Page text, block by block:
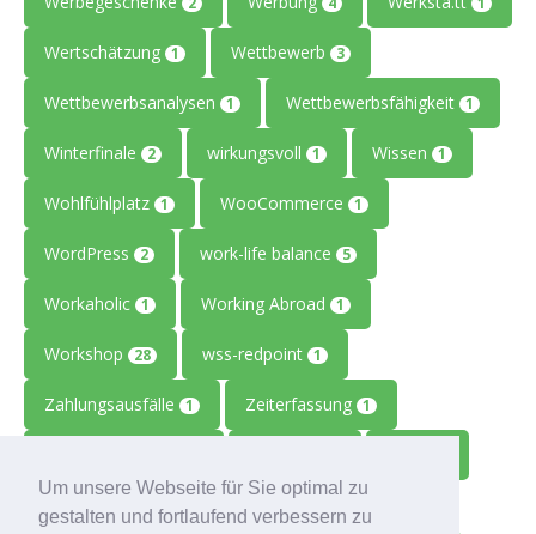
Um unsere Webseite für Sie optimal zu
gestalten und fortlaufend verbessern zu
Wertschätzung 1 Wettbewerb 3
Wettbewerbsanalysen 1 Wettbewerbsfähigkeit 1
Winterfinale 2 wirkungsvoll 1 Wissen 1
Wohlfühlplatz 1 WooCommerce 1
WordPress 2 work-life balance 5
Workaholic 1 Working Abroad 1
Workshop 28 wss-redpoint 1
Zahlungsausfälle 1 Zeiterfassung 1
Zolitron Zoll 1 Zollwissen